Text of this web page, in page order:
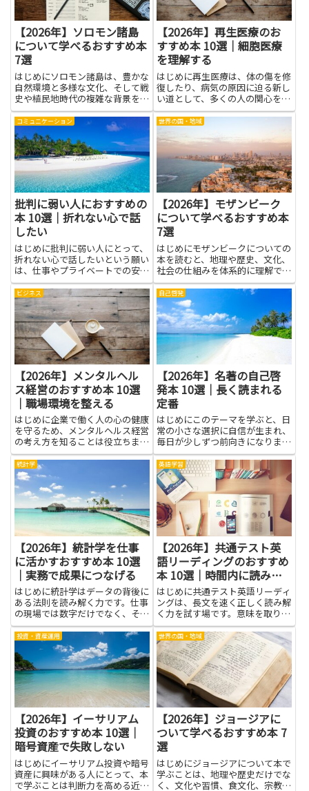
【2026年】ソロモン諸島
について学べるおすすめ本
7選
はじめにソロモン諸島は、豊かな
自然環境と多様な文化、そして戦
史や植民地時代の複雑な背景を併
せ持つ地域です。本稿で紹介する
本を読むことで、現地の暮らしや
言語、宗教、慣習についての理解
を深められます。写真や現地取
材、学術的な考察、個人の体験談
な...
【2026年】再生医療のお
すすめ本 10選｜細胞医療
を理解する
はじめに再生医療は、体の傷を修
復したり、病気の原因に迫る新し
い道として、多くの人の関心を集
めています。そんな分野を正しく
理解するには、専門の言葉だけで
なく、研究の背景や倫理のことも
知ると役に立ちます。本記事で
は、再生医療の基本をやさしく説
コミュニケーション
批判に弱い人におすすめの
本 10選｜折れない心で話
したい
はじめに批判に弱い人にとって、
折れない心で話したいという願い
は、仕事やプライベートでの安心
感や信頼に直結します。批判を受
けたときに感情だけで反応すると
誤解や摩擦が深まりやすいです
が、冷静に考え伝える力があれば
状況を落ち着かせ、建設的な対話
に...
世界の国・地域
【2026年】モザンビーク
について学べるおすすめ本
7選
はじめにモザンビークについての
本を読むと、地理や歴史、文化、
社会の仕組みを体系的に理解でき
ます。政治や経済の背景を知るこ
とで、現地の人々の暮らしや価値
観がより正確に見えてきます。旅
行や仕事、学びの準備として役立
つだけでなく、小説や回顧録を
通...
ビジネス
【2026年】メンタルヘル
ス経営のおすすめ本 10選
｜職場環境を整える
はじめに企業で働く人の心の健康
を守るため、メンタルヘルス経営
の考え方を知ることは役立ちま
す。本を通じて基礎理論や具体的
な取り組み、ケーススタディに触
れれば、職場で何を変えれば負担
が軽くなるかが見えてきます。管
理職や人事担当者だけでなく、現
場...
自己啓発
【2026年】名著の自己啓
発本 10選｜長く読まれる
定番
はじめにこのテーマを学ぶと、日
常の小さな選択に自信が生まれ、
毎日が少しずつ前向きになりま
す。名著と自己啓発本は、長く読
まれる定番として、多くの人に役
立つ知恵をそっと教えてくれま
す。難しい理論をむりに覚える必
要はなく、身近な場面で使える考
え方...
統計学
【2026年】統計学を仕事
に活かすおすすめ本 10選
｜実務で成果につなげる
はじめに統計学はデータの背後に
ある法則を読み解く力です。仕事
の現場では数字だけでなく、それ
をどう活かすかが成果を左右しま
す。本書は、分析の考え方を実務
の現場に落とし込み、意思決定の
精度を高めるためのヒントを提供
します。データの整理から解
釈、...
英語学習
【2026年】共通テスト英
語リーディングのおすすめ
本 10選｜時間内に読み切
る
はじめに共通テスト英語リーディ
ングは、長文を速く正しく読み解
く力を試す場です。意味を取り違
えず要点をつかむ練習を積むと、
読解のスピードと理解力が同時に
高まります。この記事は、学習を
続ける中で役立つ実践的なヒント
を、分かりやすい言葉で紹介し
ま...
投資・資産運用
【2026年】イーサリアム
投資のおすすめ本 10選｜
暗号資産で失敗しない
はじめにイーサリアム投資や暗号
資産に興味がある人にとって、本
で学ぶことは判断力を高める近道
世界の国・地域
【2026年】ジョージアに
ついて学べるおすすめ本 7
選
はじめにジョージアについて本で
学ぶことは、地理や歴史だけでな
く、文化や習慣、食文化、宗教的